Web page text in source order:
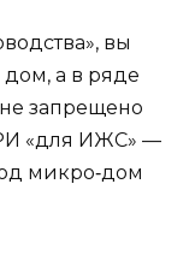
вы
а в ряде
запрещено
«для ИЖС» —
микро‑дом